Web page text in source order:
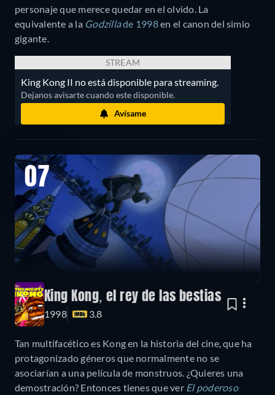
personaje que merece quedar en el olvido. La
equivalente a la Godzillade 1998en el canon del simio
gigante.
STREAM
King Kong II no está disponible para streaming.
Dejanos avisarte cuando este disponible.
Avísame
07
King Kong, el rey de las bestias
1998 3.8
Tan multifacético es Kong en la historia del cine, que ha
protagonizado géneros que normalmente no se
asociarían a una película de monstruos. ¿Quieres una
demostración? Entonces tienes que ver El poderoso